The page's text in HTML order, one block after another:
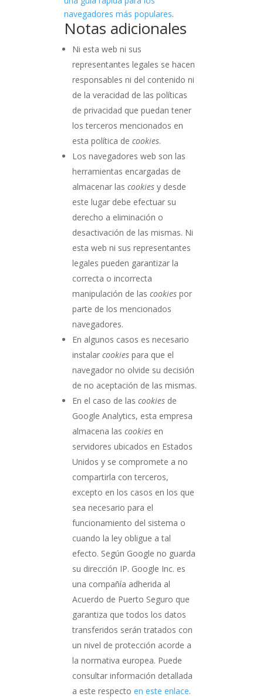
navegadores más populares.
Notas adicionales
Ni esta web ni sus
representantes legales se hacen
responsables ni del contenido ni
de la veracidad de las políticas
de privacidad que puedan tener
los terceros mencionados en
esta política decookies.
Los navegadores web son las
herramientas encargadas de
almacenar lascookies y desde
este lugar debe efectuar su
derecho a eliminación o
desactivación de las mismas. Ni
esta web ni sus representantes
legales pueden garantizar la
correcta o incorrecta
manipulación de lascookies por
parte de los mencionados
navegadores.
En algunos casos es necesario
instalarcookies para que el
navegador no olvide su decisión
de no aceptación de las mismas.
En el caso de lascookies de
Google Analytics, esta empresa
almacena lascookies en
servidores ubicados en Estados
Unidos y se compromete a no
compartirla con terceros,
excepto en los casos en los que
sea necesario para el
funcionamiento del sistema o
cuando la ley obligue a tal
efecto. Según Google no guarda
su dirección IP. Google Inc. es
una compañía adherida al
Acuerdo de Puerto Seguro que
garantiza que todos los datos
transferidos serán tratados con
un nivel de protección acorde a
la normativa europea. Puede
consultar información detallada
a este respectoen este enlace.